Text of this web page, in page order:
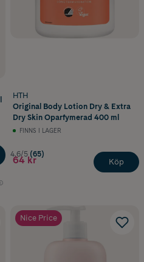
HTH
Original Body Lotion Dry & Extra
Dry Skin Oparfymerad 400 ml
FINNS I LAGER
4.6/5 (65)
64 kr Köp
Nice Price